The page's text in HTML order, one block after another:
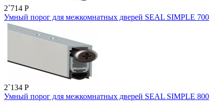
2`714 P
Умный порог для межкомнатных дверей SEAL SIMPLE 700
2`134 P
Умный порог для межкомнатных дверей SEAL SIMPLE 800